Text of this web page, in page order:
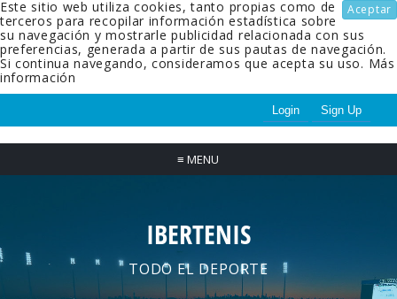
Aceptar
Este sitio web utiliza cookies, tanto propias como de
terceros para recopilar información estadística sobre
su navegación y mostrarle publicidad relacionada con sus
preferencias, generada a partir de sus pautas de navegación.
Si continua navegando, consideramos que acepta su uso. Más
información
Login Sign Up
≡ MENU
IBERTENIS
TODO EL DEPORTE